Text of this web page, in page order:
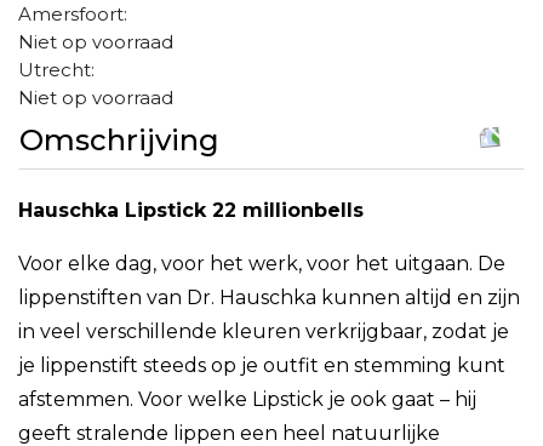
Amersfoort:
Niet op voorraad
Utrecht:
Niet op voorraad
Omschrijving
Hauschka Lipstick 22 millionbells
Voor elke dag, voor het werk, voor het uitgaan. De
lippenstiften van Dr. Hauschka kunnen altijd en zijn
in veel verschillende kleuren verkrijgbaar, zodat je
je lippenstift steeds op je outfit en stemming kunt
afstemmen. Voor welke Lipstick je ook gaat – hij
geeft stralende lippen een heel natuurlijke